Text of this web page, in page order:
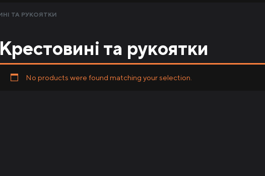
ТА РУКОЯТКИ
Крестовині та рукоятки
No products were found matching your selection.